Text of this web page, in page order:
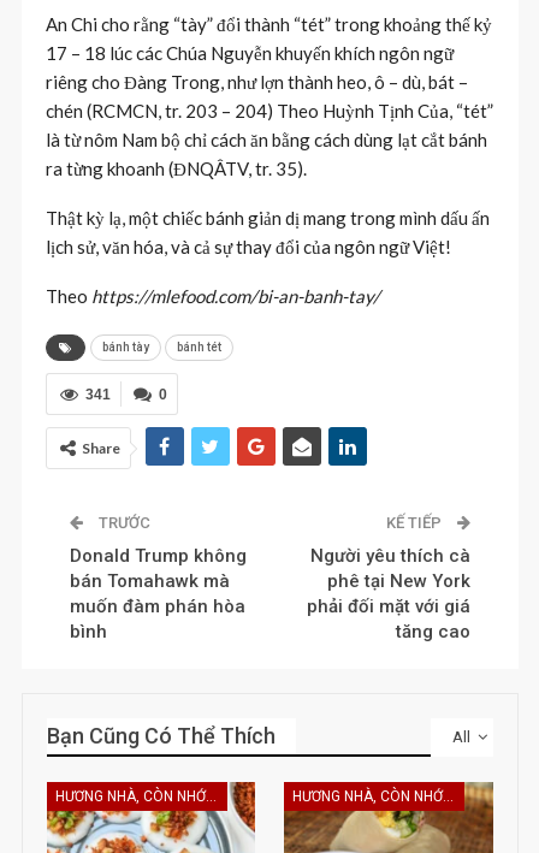
An Chi cho rằng “tày” đổi thành “tét” trong khoảng thế kỷ
17 – 18 lúc các Chúa Nguyễn khuyến khích ngôn ngữ
riêng cho Đàng Trong, như lợn thành heo, ô – dù, bát –
chén (RCMCN, tr. 203 – 204) Theo Huỳnh Tịnh Của, “tét”
là từ nôm Nam bộ chỉ cách ăn bằng cách dùng lạt cắt bánh
ra từng khoanh (ĐNQÂTV, tr. 35).
Thật kỳ lạ, một chiếc bánh giản dị mang trong mình dấu ấn
lịch sử, văn hóa, và cả sự thay đổi của ngôn ngữ Việt!
Theo https://mlefood.com/bi-an-banh-tay/
bánh tày bánh tét
0
341
Share
TRƯỚC
Donald Trump không
bán Tomahawk mà
muốn đàm phán hòa
bình
KẾ TIẾP
Người yêu thích cà
phê tại New York
phải đối mặt với giá
tăng cao
All
Bạn Cũng Có Thể Thích
HƯƠNG NHÀ, CÒN NHỚ KHÔNG EM HƯƠNG NHÀ, CÒN NHỚ KHÔNG EM